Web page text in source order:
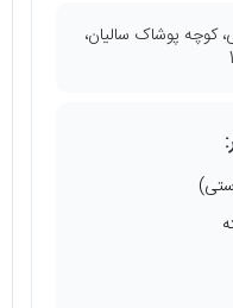
کوچه پوشاک سالیان،